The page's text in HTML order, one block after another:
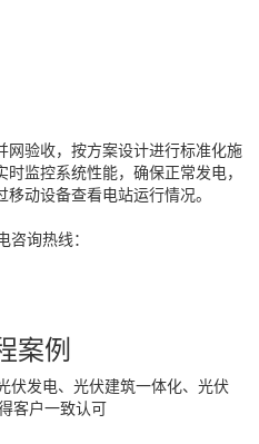
网验收，按方案设计进行标准化施
监控系统性能，确保正常发电，
动设备查看电站运行情况。
询热线：
案例
伏发电、光伏建筑一体化、光伏
客户一致认可